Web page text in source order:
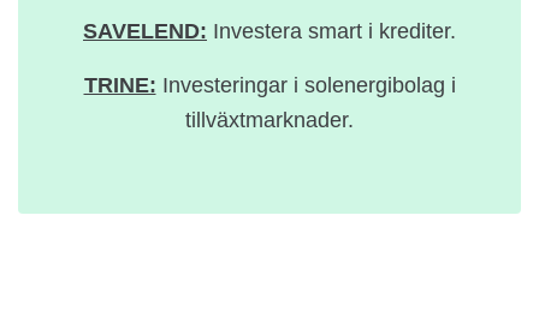
SAVELEND: Investera smart i krediter.
TRINE: Investeringar i solenergibolag i
tillväxtmarknader.